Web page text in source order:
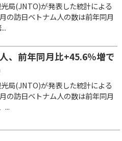
局(JNTO)が発表した統計による
の訪日ベトナム人の数は前年同月
、前年同月比+45.6％増で
局(JNTO)が発表した統計による
の訪日ベトナム人の数は前年同月
...